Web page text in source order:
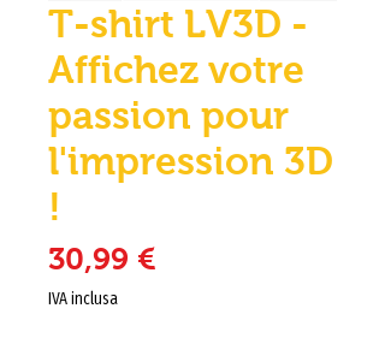
T-shirt LV3D -
Affichez votre
passion pour
l'impression 3D
!
30,99 €
IVA inclusa